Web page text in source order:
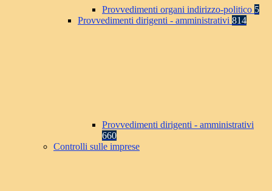
Provvedimenti organi indirizzo-politico 5
Provvedimenti dirigenti - amministrativi 814
Provvedimenti dirigenti - amministrativi
660
Controlli sulle imprese